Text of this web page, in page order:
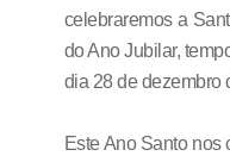
celebraremos a
do Ano Jubilar,
dia 28 de dezembro
Este Ano Santo